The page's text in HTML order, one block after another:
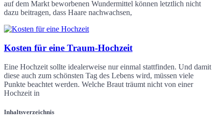
auf dem Markt beworbenen Wundermittel können letztlich nicht
dazu beitragen, dass Haare nachwachsen,
Kosten für eine Traum-Hochzeit
Eine Hochzeit sollte idealerweise nur einmal stattfinden. Und damit
diese auch zum schönsten Tag des Lebens wird, müssen viele
Punkte beachtet werden. Welche Braut träumt nicht von einer
Hochzeit in
Inhaltsverzeichnis